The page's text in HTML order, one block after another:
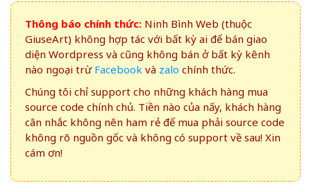
Thông báo chính thức: Ninh Bình Web (thuộc
GiuseArt) không hợp tác với bất kỳ ai để bán giao
diện Wordpress và cũng không bán ở bất kỳ kênh
nào ngoại trừ Facebook và zalo chính thức.
Chúng tôi chỉ support cho những khách hàng mua
source code chính chủ. Tiền nào của nấy, khách hàng
cân nhắc không nên ham rẻ để mua phải source code
không rõ nguồn gốc và không có support về sau! Xin
cám ơn!